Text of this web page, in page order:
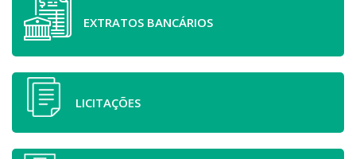
EXTRATOS BANCÁRIOS
LICITAÇÕES